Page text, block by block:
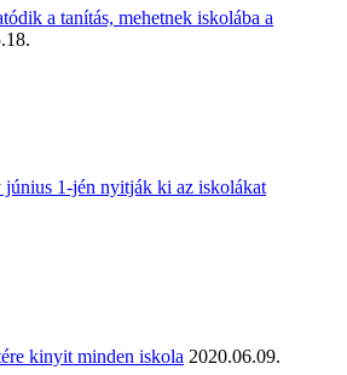
a tanítás, mehetnek iskolába a
június 1-jén nyitják ki az iskolákat
kinyit minden iskola 2020.06.09.